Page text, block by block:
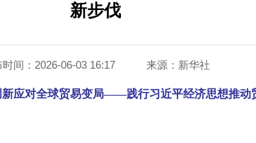
新步伐
时间：2026-06-03 16:17 来源： 新华社
新应对全球贸易变局——践行习近平经济思想推动